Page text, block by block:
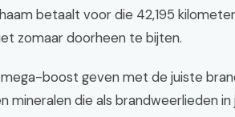
betaalt voor die 42,195
zomaar doorheen te bijten.
boost geven met de juiste
mineralen die als brandweerlieden in